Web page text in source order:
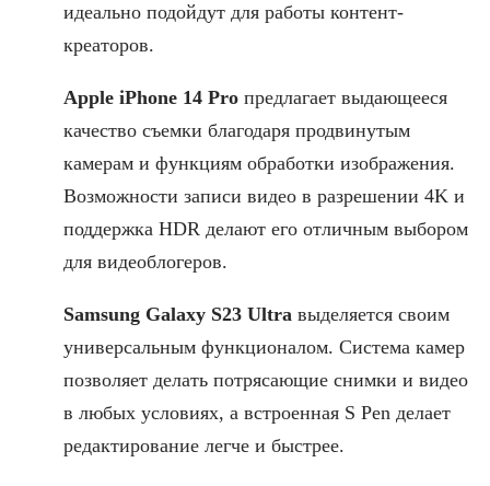
идеально подойдут для работы контент-
креаторов.
Apple iPhone 14 Pro предлагает выдающееся
качество съемки благодаря продвинутым
камерам и функциям обработки изображения.
Возможности записи видео в разрешении 4K и
поддержка HDR делают его отличным выбором
для видеоблогеров.
Samsung Galaxy S23 Ultra выделяется своим
универсальным функционалом. Система камер
позволяет делать потрясающие снимки и видео
в любых условиях, а встроенная S Pen делает
редактирование легче и быстрее.